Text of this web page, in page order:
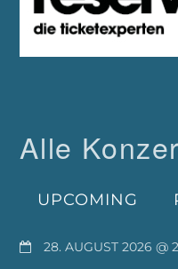
Alle
UPCOMING
28. AUGUST 2026 @